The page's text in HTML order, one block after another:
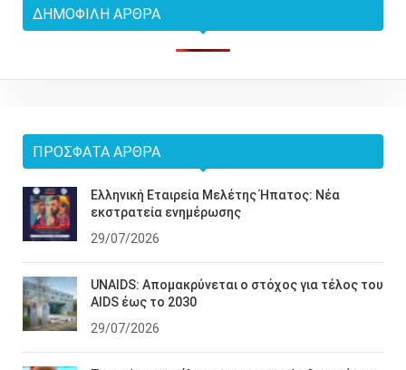
ΔΗΜΟΦΙΛΉ ΆΡΘΡΑ
ΠΡΌΣΦΑΤΑ ΆΡΘΡΑ
Ελληνική Εταιρεία Μελέτης Ήπατος: Νέα
εκστρατεία ενημέρωσης
29/07/2026
UNAIDS: Απομακρύνεται ο στόχος για τέλος του
AIDS έως το 2030
29/07/2026